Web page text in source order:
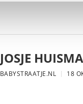
JOSJE
BABYSTRAATJE.NL 18